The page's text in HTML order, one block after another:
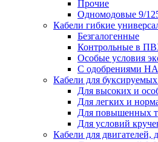
Прочие
Одномодовые 9/
Кабели гибкие
Безгалогенные
Контрольные в
Особые условия
С одобрениями
Кабели для
Для высоких и
Для легких и
Для повышенных
Для условий
Кабели для двигателей,